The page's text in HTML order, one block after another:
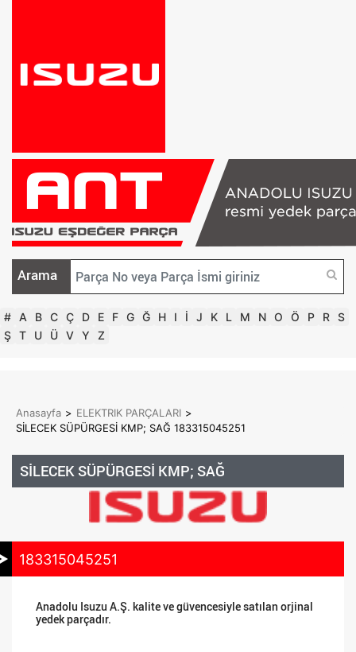
Arama
# A B C Ç D E F G Ğ H I İ J K L M N O Ö P R S
Ş T U Ü V Y Z
Anasayfa > ELEKTRIK PARÇALARI >
SİLECEK SÜPÜRGESİ KMP; SAĞ 183315045251
SİLECEK SÜPÜRGESİ KMP; SAĞ
183315045251
Anadolu Isuzu A.Ş. kalite ve güvencesiyle satılan orjinal
yedek parçadır.